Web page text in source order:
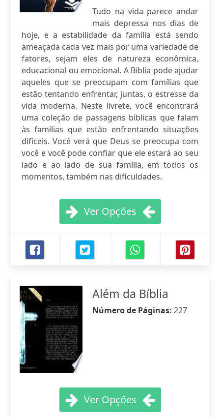
Tudo na vida parece andar
mais depressa nos dias de
hoje, e a estabilidade da família está sendo
ameaçada cada vez mais por uma variedade de
fatores, sejam eles de natureza econômica,
educacional ou emocional. A Bíblia pode ajudar
aqueles que se preocupam com famílias que
estão tentando enfrentar, juntas, o estresse da
vida moderna. Neste livrete, você encontrará
uma coleção de passagens bíblicas que falam
às famílias que estão enfrentando situações
difíceis. Você verá que Deus se preocupa com
você e você pode confiar que ele estará ao seu
lado e ao lado de sua família, em todos os
momentos, também nas dificuldades.
Ver Opções
Além da Bíblia
Número de Páginas: 227
Ver Opções